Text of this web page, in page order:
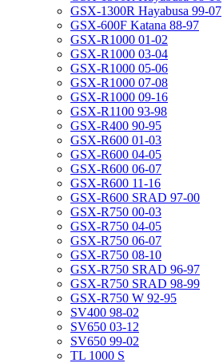
GSX-1300R Hayabusa 99-07
GSX-600F Katana 88-97
GSX-R1000 01-02
GSX-R1000 03-04
GSX-R1000 05-06
GSX-R1000 07-08
GSX-R1000 09-16
GSX-R1100 93-98
GSX-R400 90-95
GSX-R600 01-03
GSX-R600 04-05
GSX-R600 06-07
GSX-R600 11-16
GSX-R600 SRAD 97-00
GSX-R750 00-03
GSX-R750 04-05
GSX-R750 06-07
GSX-R750 08-10
GSX-R750 SRAD 96-97
GSX-R750 SRAD 98-99
GSX-R750 W 92-95
SV400 98-02
SV650 03-12
SV650 99-02
TL 1000 S